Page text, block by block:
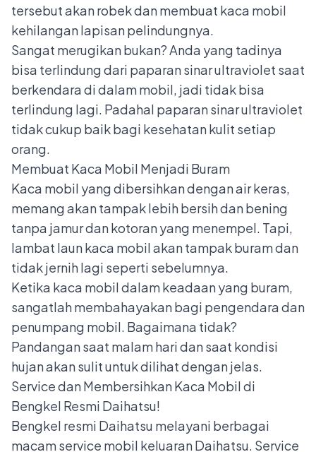
tersebut akan robek dan membuat kaca mobil
kehilangan lapisan pelindungnya.
Sangat merugikan bukan? Anda yang tadinya
bisa terlindung dari paparan sinar ultraviolet saat
berkendara di dalam mobil, jadi tidak bisa
terlindung lagi. Padahal paparan sinar ultraviolet
tidak cukup baik bagi kesehatan kulit setiap
orang.
Membuat Kaca Mobil Menjadi Buram
Kaca mobil yang dibersihkan dengan air keras,
memang akan tampak lebih bersih dan bening
tanpa jamur dan kotoran yang menempel. Tapi,
lambat laun kaca mobil akan tampak buram dan
tidak jernih lagi seperti sebelumnya.
Ketika kaca mobil dalam keadaan yang buram,
sangatlah membahayakan bagi pengendara dan
penumpang mobil. Bagaimana tidak?
Pandangan saat malam hari dan saat kondisi
hujan akan sulit untuk dilihat dengan jelas.
Service dan Membersihkan Kaca Mobil di
Bengkel Resmi Daihatsu!
Bengkel resmi Daihatsu melayani berbagai
macam service mobil keluaran Daihatsu. Service